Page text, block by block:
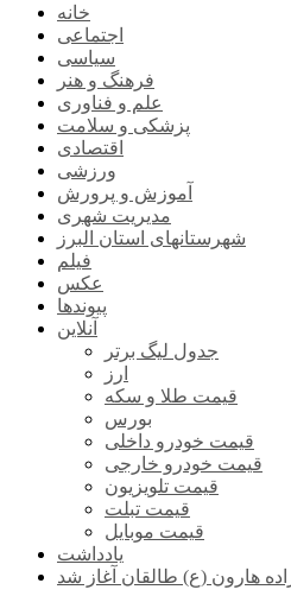
خانه
اجتماعی
سیاسی
فرهنگ و هنر
علم و فناوری
پزشکی و سلامت
اقتصادی
ورزشی
آموزش و پرورش
مدیریت شهری
شهرستانهای استان البرز
فیلم
عکس
پیوندها
آنلاین
جدول لیگ برتر
ارز
قیمت طلا و سکه
بورس
قیمت خودرو داخلی
قیمت خودرو خارجی
قیمت تلویزیون
قیمت تبلت
قیمت موبایل
یادداشت
هارون (ع) طالقان آغاز شد